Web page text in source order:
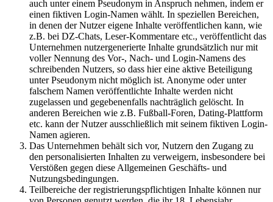
auch unter einem Pseudonym in Anspruch nehmen, indem er
einen fiktiven Login-Namen wählt. In speziellen Bereichen,
in denen der Nutzer eigene Inhalte veröffentlichen kann, wie
z.B. bei DZ-Chats, Leser-Kommentare etc., veröffentlicht das
Unternehmen nutzergenerierte Inhalte grundsätzlich nur mit
voller Nennung des Vor-, Nach- und Login-Namens des
schreibenden Nutzers, so dass hier eine aktive Beteiligung
unter Pseudonym nicht möglich ist. Anonyme oder unter
falschem Namen veröffentlichte Inhalte werden nicht
zugelassen und gegebenenfalls nachträglich gelöscht. In
anderen Bereichen wie z.B. Fußball-Foren, Dating-Plattform
etc. kann der Nutzer ausschließlich mit seinem fiktiven Login-
Namen agieren.
Das Unternehmen behält sich vor, Nutzern den Zugang zu
den personalisierten Inhalten zu verweigern, insbesondere bei
Verstößen gegen diese Allgemeinen Geschäfts- und
Nutzungsbedingungen.
Teilbereiche der registrierungspflichtigen Inhalte können nur